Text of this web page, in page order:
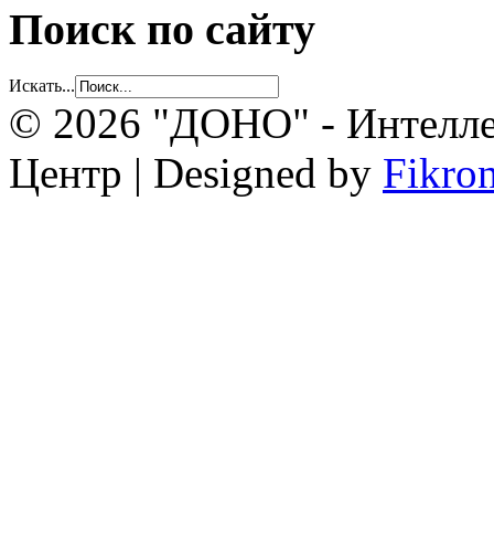
Поиск по сайту
Искать...
© 2026 "ДОНО" -
Центр | Designed by